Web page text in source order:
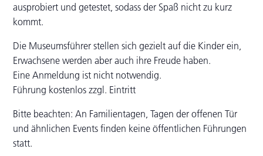
ausprobiert und getestet, sodass der Spaß nicht zu kurz
kommt.
Die Museumsführer stellen sich gezielt auf die Kinder ein,
Erwachsene werden aber auch ihre Freude haben.
Eine Anmeldung ist nicht notwendig.
Führung kostenlos zzgl. Eintritt
Bitte beachten: An Familientagen, Tagen der offenen Tür
und ähnlichen Events finden keine öffentlichen Führungen
statt.